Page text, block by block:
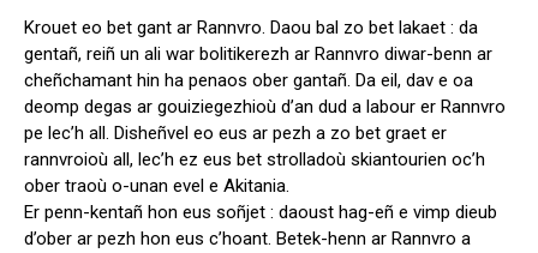
Krouet eo bet gant ar Rannvro. Daou bal zo bet lakaet : da
gentañ, reiñ un ali war bolitikerezh ar Rannvro diwar-benn ar
cheñchamant hin ha penaos ober gantañ. Da eil, dav e oa
deomp degas ar gouiziegezhioù d’an dud a labour er Rannvro
pe lec’h all. Disheñvel eo eus ar pezh a zo bet graet er
rannvroioù all, lec’h ez eus bet strolladoù skiantourien oc’h
ober traoù o-unan evel e Akitania.
Er penn-kentañ hon eus soñjet : daoust hag-eñ e vimp dieub
d’ober ar pezh hon eus c’hoant. Betek-henn ar Rannvro a